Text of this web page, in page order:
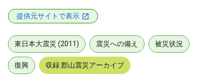
提供元サイトで表示
東日本大震災 (2011) 震災への備え 被災状況
復興 収録:郡山震災アーカイブ